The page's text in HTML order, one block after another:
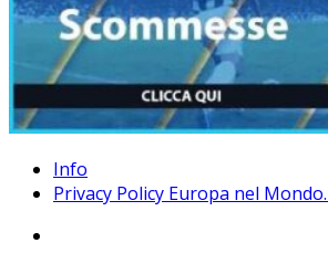
Info
Privacy Policy Europa nel